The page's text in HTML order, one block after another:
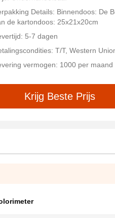
Details: Binnendoos: De
de kartondoos: 25x21x20cm
5-7 dagen
T/T, Western
vermogen: 1000 per maand
Krijg Beste Prijs